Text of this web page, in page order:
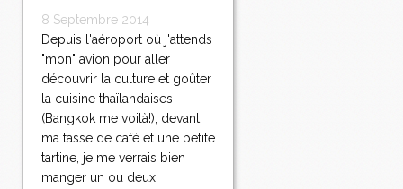
8 Septembre 2014
Depuis l'aéroport où j'attends
"mon" avion pour aller
découvrir la culture et goûter
la cuisine thaïlandaises
(Bangkok me voilà!), devant
ma tasse de café et une petite
tartine, je me verrais bien
manger un ou deux